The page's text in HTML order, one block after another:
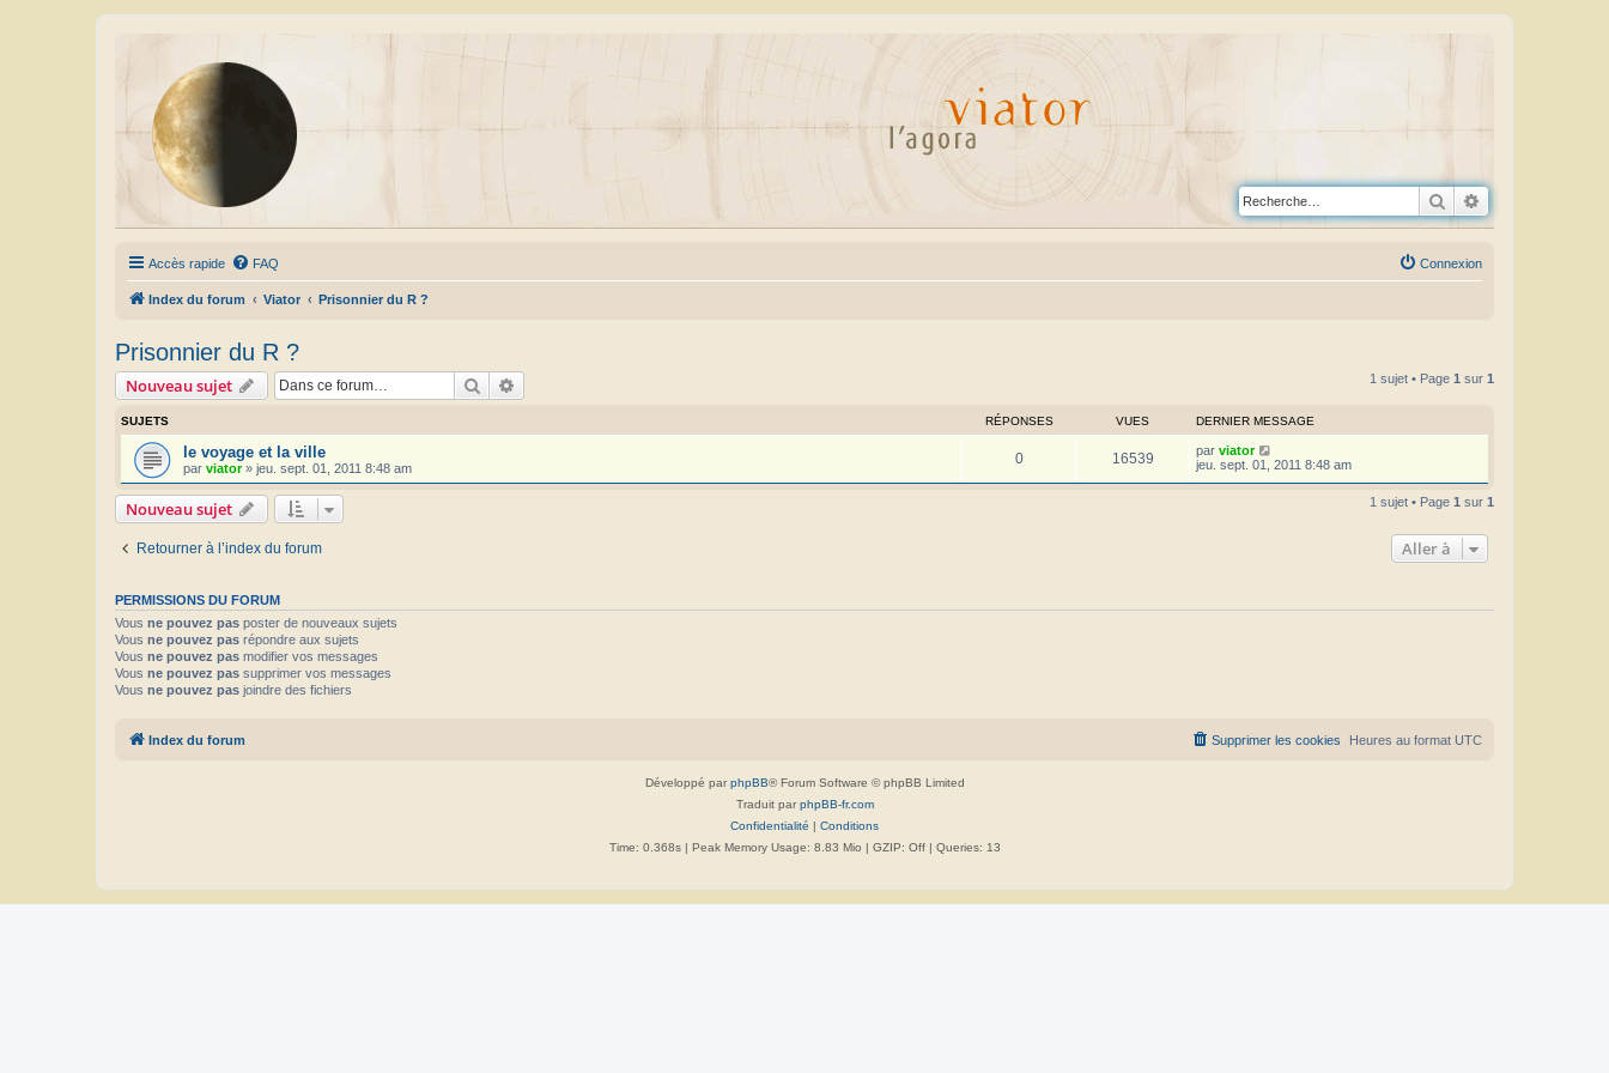
Rechercher
Accès rapide FAQ Connexion
Index du forum Viator Prisonnier du R ?
Prisonnier du R ?
Nouveau sujet Rechercher 1 sujet • Page 1 sur 1
SUJETS RÉPONSES VUES DERNIER MESSAGE
le voyage et la ville
par viator» jeu. sept. 01, 2011 8:48 am
0 16539 par viator
jeu. sept. 01, 2011 8:48 am
Nouveau sujet 1 sujet • Page 1 sur 1
Retourner à l’index du forum Aller à
PERMISSIONS DU FORUM
Vous ne pouvez pas poster de nouveaux sujets
Vous ne pouvez pas répondre aux sujets
Vous ne pouvez pas modifier vos messages
Vous ne pouvez pas supprimer vos messages
Vous ne pouvez pas joindre des fichiers
Index du forum Heures au format UTC
Supprimer les cookies
Développé par phpBB® Forum Software © phpBB Limited
Traduit par phpBB-fr.com
Confidentialité | Conditions
Time: 0.368s| Peak Memory Usage: 8.83 Mio | GZIP: Off | Queries: 13